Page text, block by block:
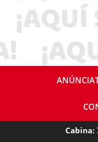
Cabina: